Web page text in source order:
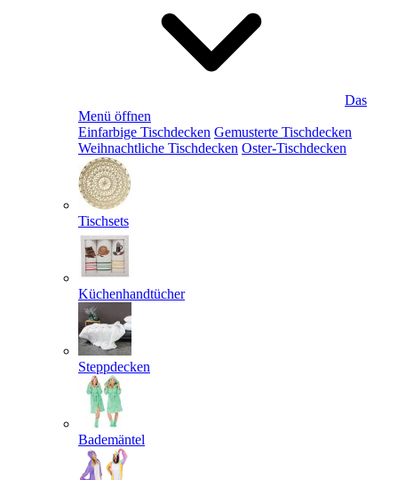
Das
Menü öffnen
Einfarbige Tischdecken Gemusterte Tischdecken
Weihnachtliche Tischdecken Oster-Tischdecken
Tischsets
Küchenhandtücher
Steppdecken
Bademäntel